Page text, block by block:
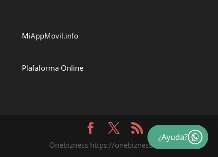
MiAppMovil.info
Plafaforma Online
Onebizness https://onebizness.com
¿Ayuda?